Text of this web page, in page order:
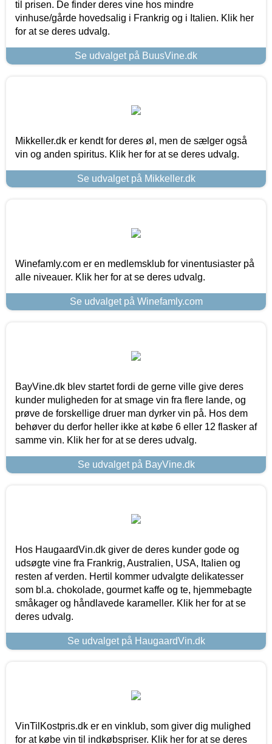
til prisen. De finder deres vine hos mindre
vinhuse/gårde hovedsalig i Frankrig og i Italien. Klik her
for at se deres udvalg.
Se udvalget på BuusVine.dk
Mikkeller.dk er kendt for deres øl, men de sælger også
vin og anden spiritus. Klik her for at se deres udvalg.
Se udvalget på Mikkeller.dk
Winefamly.com er en medlemsklub for vinentusiaster på
alle niveauer. Klik her for at se deres udvalg.
Se udvalget på Winefamly.com
BayVine.dk blev startet fordi de gerne ville give deres
kunder muligheden for at smage vin fra flere lande, og
prøve de forskellige druer man dyrker vin på. Hos dem
behøver du derfor heller ikke at købe 6 eller 12 flasker af
samme vin. Klik her for at se deres udvalg.
Se udvalget på BayVine.dk
Hos HaugaardVin.dk giver de deres kunder gode og
udsøgte vine fra Frankrig, Australien, USA, Italien og
resten af verden. Hertil kommer udvalgte delikatesser
som bl.a. chokolade, gourmet kaffe og te, hjemmebagte
småkager og håndlavede karameller. Klik her for at se
deres udvalg.
Se udvalget på HaugaardVin.dk
VinTilKostpris.dk er en vinklub, som giver dig mulighed
for at købe vin til indkøbspriser. Klik her for at se deres